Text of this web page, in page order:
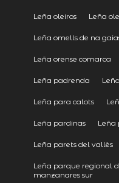
Leña oleiros Leña
Leña omells de na
Leña orense comarca
Leña padrenda
Leña para calots
Leña pardinas Leña
Leña parets del vallès
Leña parque regional
manzanares sur